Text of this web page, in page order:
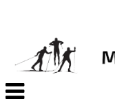
Veksle
navigasjon